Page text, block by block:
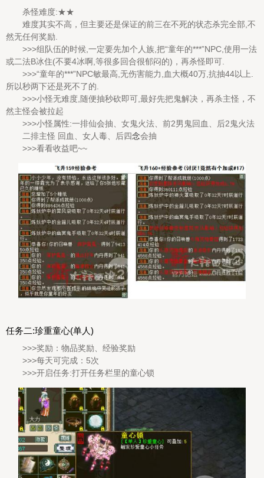
杀怪难度:★★
难度其实不高，但主要还是保证的前三在不死的状态杀完全部,不
然无任何奖励.
>>>组队伍的时候,一定要先加个人族,把“童年的***”NPC,使用一法
或二法B冰住(不要4冰啊,等很多回合很郁闷的)，再杀怪即可.
>>>“童年的***”NPC敏最高,无伤害能力,血大概40万,抗抽44以上.
所以秒两下还是死不了的.
>>>小怪无难度,随便抽秒砍即可,最好先把鬼解决，再杀主怪，不
然主怪会被拉起
>>>小怪属性:一排仙会抽、女鬼火法、前2男鬼回血、后2鬼火法
二排主怪 回血、女人毒、后四念会抽
>>>看看收益吧~~
任务二:珍重童心(单人)
>>>奖励：物品奖励、经验奖励
>>>每天可完成：5次
>>>开启任务:打开任务栏里的童心锁